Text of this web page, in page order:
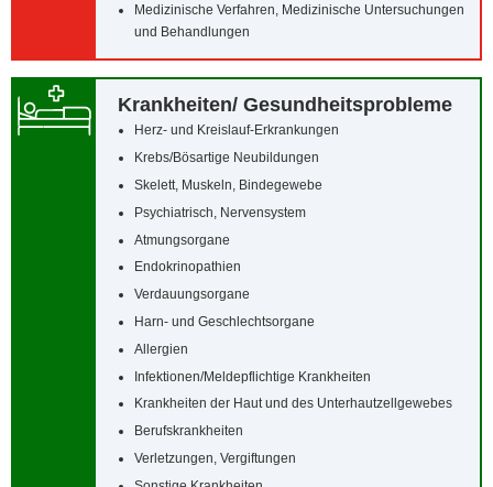
Medizinische Verfahren, Medizinische Untersuchungen
und Behandlungen
Krankheiten/‌ Gesundheitsprobleme
Herz- und Kreislauf-Erkrankungen
Krebs/‌Bösartige Neubildungen
Skelett, Muskeln, Bindegewebe
Psychiatrisch, Nervensystem
Atmungsorgane
Endokrinopathien
Verdauungsorgane
Harn- und Geschlechtsorgane
Allergien
Infektionen/‌Meldepflichtige Krankheiten
Krankheiten der Haut und des Unterhautzellgewebes
Berufskrankheiten
Verletzungen, Vergiftungen